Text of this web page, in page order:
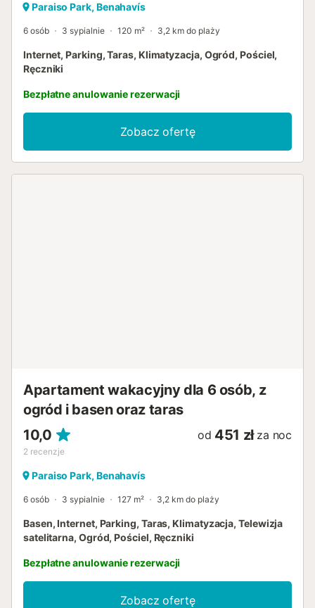
Paraiso Park, Benahavís
6 osób 3 sypialnie 120 m² 3,2 km do plaży
Internet, Parking, Taras, Klimatyzacja, Ogród, Pościel,
Ręczniki
Bezpłatne anulowanie rezerwacji
Zobacz ofertę
Apartament wakacyjny dla 6 osób, z
ogród i basen oraz taras
10,0
2 recenzje
od 451 zł za noc
Paraiso Park, Benahavís
6 osób 3 sypialnie 127 m² 3,2 km do plaży
Basen, Internet, Parking, Taras, Klimatyzacja, Telewizja
satelitarna, Ogród, Pościel, Ręczniki
Bezpłatne anulowanie rezerwacji
Zobacz ofertę